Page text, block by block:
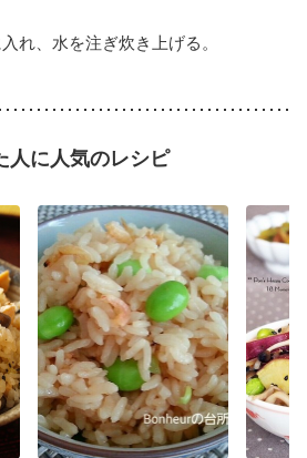
れ、水を注ぎ炊き上げる。
人に人気のレシピ